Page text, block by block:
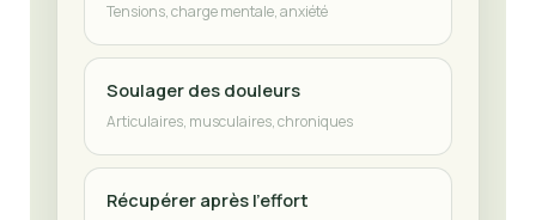
Tensions, charge mentale, anxiété
Soulager des douleurs
Articulaires, musculaires, chroniques
Récupérer après l'effort